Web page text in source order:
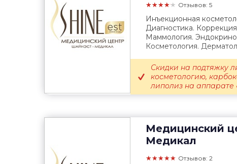
★★★★★ Отзывов: 5
Инъекционная
Диагностика.
Маммология.
Косметология.
Скидки на подтяжку
косметологию,
липолиз на аппарате
Медицинский
Медикал
★★★★★ Отзывов: 2